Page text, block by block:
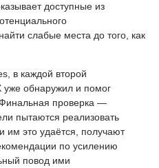
доступные из
слабые места до того, как
в каждой второй
уже обнаружил и помог
Финальная проверка —
пытаются реализовать
им это удаётся, получают
по усилению
повод ими